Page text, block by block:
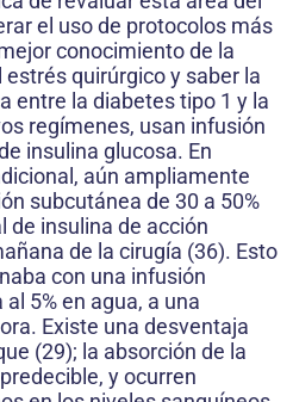
el uso de protocolos más
conocimiento de la
quirúrgico y saber la
entre la diabetes tipo 1 y la
regímenes, usan infusión
insulina glucosa. En
aún ampliamente
subcutánea de 30 a 50%
de insulina de acción
de la cirugía (36). Esto
con una infusión
5% en agua, a una
Existe una desventaja
(29); la absorción de la
y ocurren